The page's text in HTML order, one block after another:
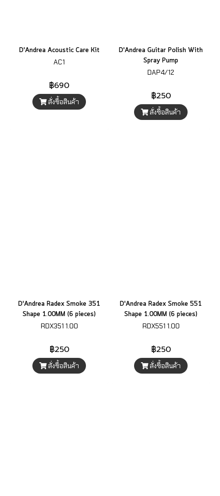
D'Andrea Acoustic Care Kit
AC1
฿690
สั่งซื้อสินค้า
D'Andrea Guitar Polish With
Spray Pump
DAP4/12
฿250
สั่งซื้อสินค้า
D'Andrea Radex Smoke 351
Shape 1.00MM (6 pieces)
RDX351 1.00
฿250
สั่งซื้อสินค้า
D'Andrea Radex Smoke 551
Shape 1.00MM (6 pieces)
RDX551 1.00
฿250
สั่งซื้อสินค้า